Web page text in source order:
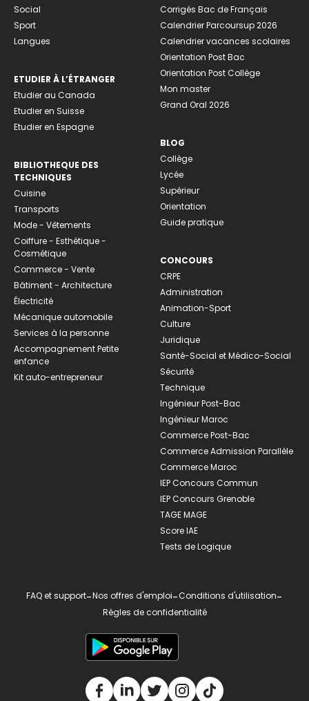
Social
Sport
Langues
ETUDIER À L’ÉTRANGER
Etudier au Canada
Etudier en Suisse
Etudier en Espagne
BIBLIOTHEQUE DES
TECHNIQUES
Cuisine
Transports
Mode - Vêtements
Coiffure - Esthétique -
Cosmétique
Commerce - Vente
Bâtiment - Architecture
Électricité
Mécanique automobile
Services à la personne
Accompagnement Petite
enfance
Kit auto-entrepreneur
Corrigés Bac de Français
Calendrier Parcoursup 2026
Calendrier vacances scolaires
Orientation Post Bac
Orientation Post Collège
Mon master
Grand Oral 2026
BLOG
Collège
Lycée
Supérieur
Orientation
Guide pratique
CONCOURS
CRPE
Administration
Animation-Sport
Culture
Juridique
Santé-Social et Médico-Social
Sécurité
Technique
Ingénieur Post-Bac
Ingénieur Maroc
Commerce Post-Bac
Commerce Admission Parallèle
Commerce Maroc
IEP Concours Commun
IEP Concours Grenoble
TAGE MAGE
Score IAE
Tests de Logique
FAQ et support-Nos offres d'emploi-Conditions d'utilisation-
Règles de confidentialité